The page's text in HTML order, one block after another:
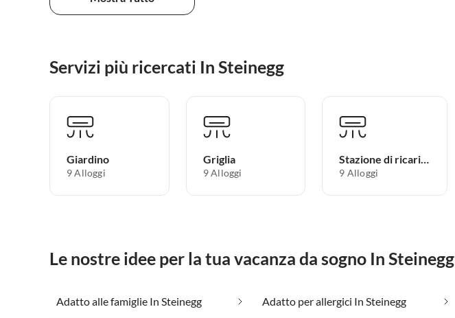
Servizi più ricercati In Steinegg
Giardino
9 Alloggi
Griglia
9 Alloggi
Stazione di ricarica per auto elettriche
9 Alloggi
Le nostre idee per la tua vacanza da sogno In Steinegg
Adatto alle famiglie In Steinegg Adatto per allergici In Steinegg